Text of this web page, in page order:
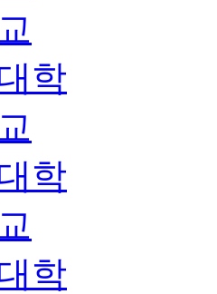
학
학
학